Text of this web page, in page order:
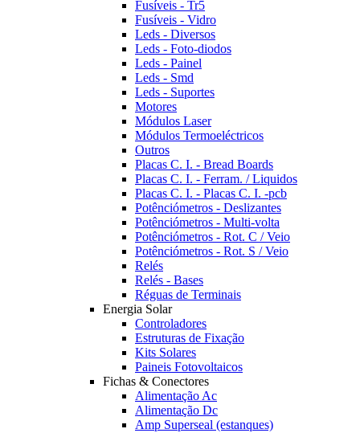
Fusíveis - Tr5
Fusíveis - Vidro
Leds - Diversos
Leds - Foto-diodos
Leds - Painel
Leds - Smd
Leds - Suportes
Motores
Módulos Laser
Módulos Termoeléctricos
Outros
Placas C. I. - Bread Boards
Placas C. I. - Ferram. / Liquidos
Placas C. I. - Placas C. I. -pcb
Potênciómetros - Deslizantes
Potênciómetros - Multi-volta
Potênciómetros - Rot. C / Veio
Potênciómetros - Rot. S / Veio
Relés
Relés - Bases
Réguas de Terminais
Energia Solar
Controladores
Estruturas de Fixação
Kits Solares
Paineis Fotovoltaicos
Fichas & Conectores
Alimentação Ac
Alimentação Dc
Amp Superseal (estanques)